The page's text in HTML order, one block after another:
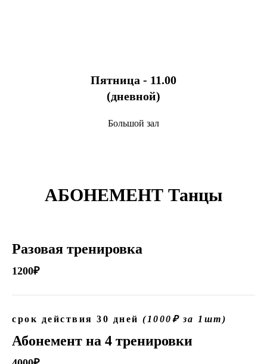
Пятница - 11.00
(дневной)
Большой зал
АБОНЕМЕНТ Танцы
Разовая тренировка
1200₽
срок действия 30 дней (1000₽ за 1шт)
Абонемент на 4 тренировки